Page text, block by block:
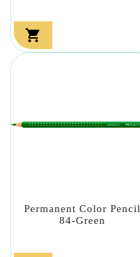

Permanent Color Pencil
84-Green